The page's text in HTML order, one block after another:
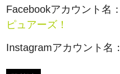
Facebookアカウント名：
ピュアーズ！
Instagramアカウント名：